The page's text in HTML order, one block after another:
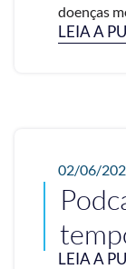
doenças
LEIA A
02/06/
LEIA A